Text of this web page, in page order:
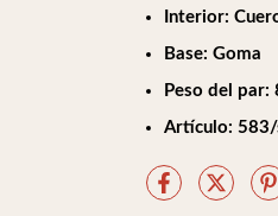
Interior:
Base: Goma
Peso del
Artículo: 583/